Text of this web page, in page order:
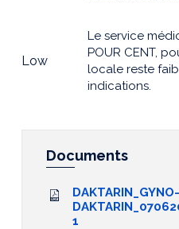
Low
Le service
POUR CENT,
locale reste
indications.
Documents
DAKTARIN_GYNO-
1